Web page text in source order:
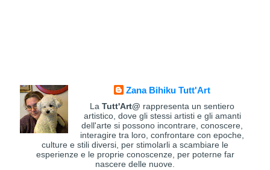
Zana Bihiku Tutt'Art
LaTutt'Art@ rappresenta un sentiero
artistico, dove gli stessi artisti e gli amanti
dell'arte si possono incontrare, conoscere,
interagire tra loro, confrontare con epoche,
culture e stili diversi, per stimolarli a scambiare le
esperienze e le proprie conoscenze, per poterne far
nascere delle nuove.